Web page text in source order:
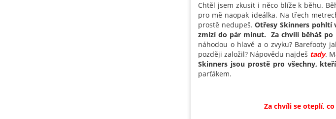
Chtěl jsem zkusit i něco blíže k běhu.
pro mě naopak ideálka. Na třech
prostě nedupeš.Otřesy Skinners pohltí
zmizí do pár minut. Za chvíli běháš
náhodou o hlavě a o zvyku? Barefooty
později založil? Nápovědu najdeš tady.
Skinners jsou prostě pro všechny,
parťákem.
Za chvíli se oteplí,